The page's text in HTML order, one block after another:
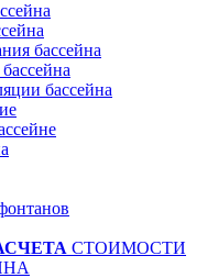
бассейна
бассейна
СТОИМОСТИ